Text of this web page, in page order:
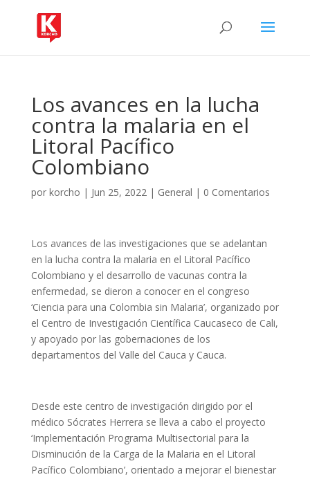
Los avances en la lucha
contra la malaria en el
Litoral Pacífico
Colombiano
por korcho | Jun 25, 2022| General | 0 Comentarios
Los avances de las investigaciones que se adelantan
en la lucha contra la malaria en el Litoral Pacífico
Colombiano y el desarrollo de vacunas contra la
enfermedad, se dieron a conocer en el congreso
‘Ciencia para una Colombia sin Malaria’, organizado por
el Centro de Investigación Científica Caucaseco de Cali,
y apoyado por las gobernaciones de los
departamentos del Valle del Cauca y Cauca.
Desde este centro de investigación dirigido por el
médico Sócrates Herrera se lleva a cabo el proyecto
‘Implementación Programa Multisectorial para la
Disminución de la Carga de la Malaria en el Litoral
Pacífico Colombiano’, orientado a mejorar el bienestar